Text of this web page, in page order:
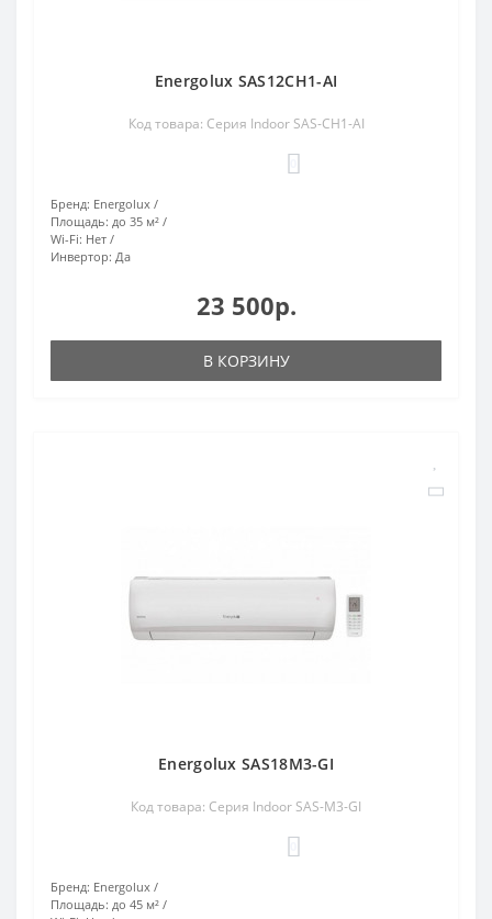
Energolux SAS12CH1-AI
Код товара: Серия Indoor SAS-CH1-AI
Бренд: Energolux
Площадь: до 35 м²
Wi-Fi: Нет
Инвертор: Да
23 500р.
В КОРЗИНУ
Energolux SAS18M3-GI
Код товара: Серия Indoor SAS-M3-GI
Бренд: Energolux
Площадь: до 45 м²